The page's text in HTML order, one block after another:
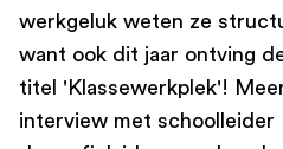
werkgeluk weten ze
want ook dit jaar ontving
titel 'Klassewerkplek'!
interview met schoolleider